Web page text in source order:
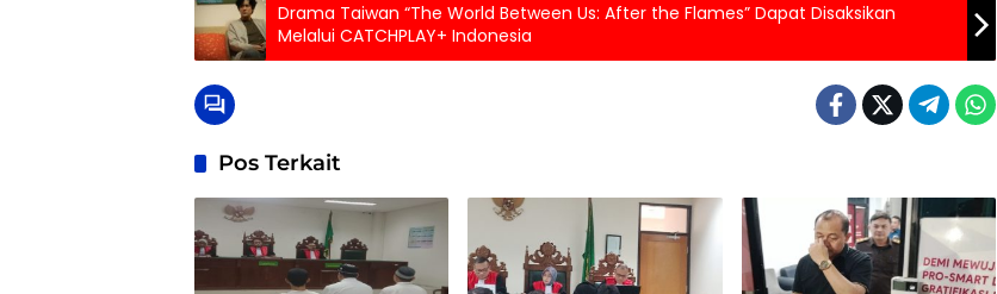
Drama Taiwan “The World Between Us: After the Flames” Dapat Disaksikan
Melalui CATCHPLAY+ Indonesia
Pos Terkait